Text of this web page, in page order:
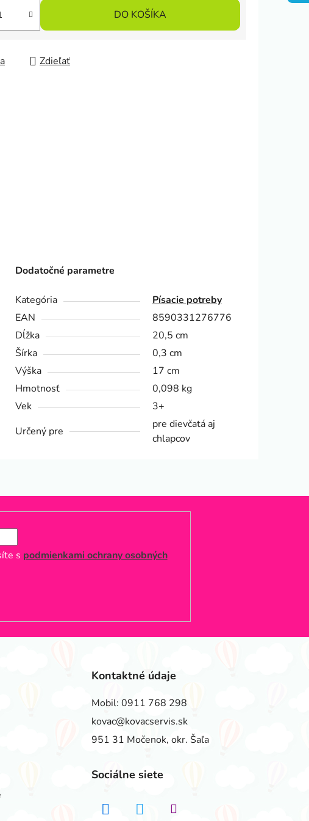
DO KOŠÍKA
Zdieľať
Dodatočné parametre
Kategória
Písacie potreby
EAN
8590331276776
Dĺžka
20,5 cm
Šírka
0,3 cm
Výška
17 cm
Hmotnosť
0,098 kg
Vek
3+
Určený pre
pre dievčatá aj
chlapcov
s podmienkami ochrany osobných
Kontaktné údaje
Mobil: 0911 768 298
kovac@kovacservis.sk
951 31 Močenok, okr. Šaľa
Sociálne siete